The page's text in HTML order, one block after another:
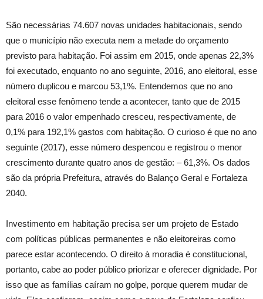
São necessárias 74.607 novas unidades habitacionais, sendo
que o município não executa nem a metade do orçamento
previsto para habitação. Foi assim em 2015, onde apenas 22,3%
foi executado, enquanto no ano seguinte, 2016, ano eleitoral, esse
número duplicou e marcou 53,1%. Entendemos que no ano
eleitoral esse fenômeno tende a acontecer, tanto que de 2015
para 2016 o valor empenhado cresceu, respectivamente, de
0,1% para 192,1% gastos com habitação. O curioso é que no ano
seguinte (2017), esse número despencou e registrou o menor
crescimento durante quatro anos de gestão: – 61,3%. Os dados
são da própria Prefeitura, através do Balanço Geral e Fortaleza
2040.
Investimento em habitação precisa ser um projeto de Estado
com políticas públicas permanentes e não eleitoreiras como
parece estar acontecendo. O direito à moradia é constitucional,
portanto, cabe ao poder público priorizar e oferecer dignidade. Por
isso que as famílias caíram no golpe, porque querem mudar de